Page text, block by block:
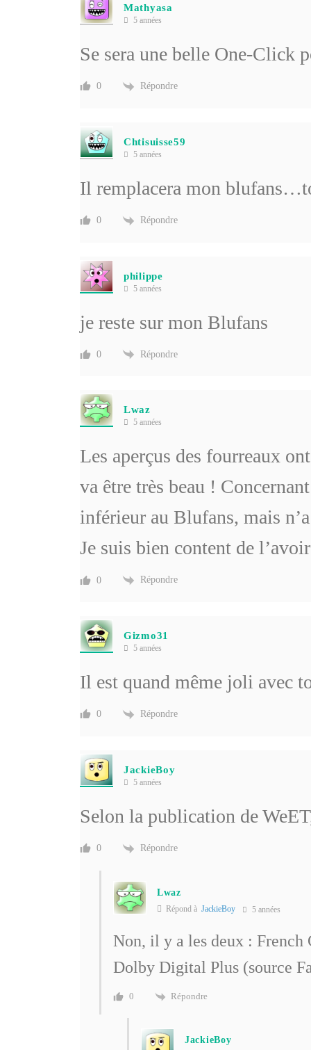
Mathyasa
5 années
Se sera une belle One-Click
0 Répondre
Chtisuisse59
5 années
Il remplacera mon
0 Répondre
philippe
5 années
je reste sur mon Blufans
0 Répondre
Lwaz
5 années
Les aperçus des fourreaux
va être très beau !
inférieur au Blufans, mais
Je suis bien content de
0 Répondre
Gizmo31
5 années
Il est quand même joli avec
0 Répondre
JackieBoy
5 années
Selon la publication de
0 Répondre
Lwaz
Répond à JackieBoy 5 années
Non, il y a les deux :
Dolby Digital Plus (source
0 Répondre
JackieBoy